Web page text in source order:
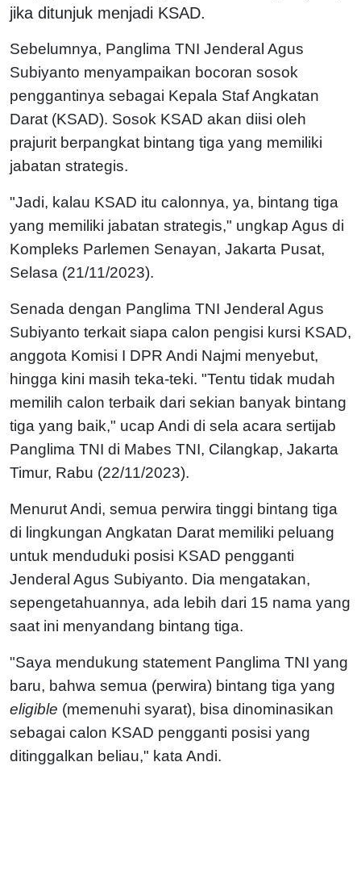
jika ditunjuk menjadi KSAD.
Sebelumnya, Panglima TNI Jenderal Agus
Subiyanto menyampaikan bocoran sosok
penggantinya sebagai Kepala Staf Angkatan
Darat (KSAD). Sosok KSAD akan diisi oleh
prajurit berpangkat bintang tiga yang memiliki
jabatan strategis.
"Jadi, kalau KSAD itu calonnya, ya, bintang tiga
yang memiliki jabatan strategis," ungkap Agus di
Kompleks Parlemen Senayan, Jakarta Pusat,
Selasa (21/11/2023).
Senada dengan Panglima TNI Jenderal Agus
Subiyanto terkait siapa calon pengisi kursi KSAD,
anggota Komisi I DPR Andi Najmi menyebut,
hingga kini masih teka-teki. "Tentu tidak mudah
memilih calon terbaik dari sekian banyak bintang
tiga yang baik," ucap Andi di sela acara sertijab
Panglima TNI di Mabes TNI, Cilangkap, Jakarta
Timur, Rabu (22/11/2023).
Menurut Andi, semua perwira tinggi bintang tiga
di lingkungan Angkatan Darat memiliki peluang
untuk menduduki posisi KSAD pengganti
Jenderal Agus Subiyanto. Dia mengatakan,
sepengetahuannya, ada lebih dari 15 nama yang
saat ini menyandang bintang tiga.
"Saya mendukung statement Panglima TNI yang
baru, bahwa semua (perwira) bintang tiga yang
eligible (memenuhi syarat), bisa dinominasikan
sebagai calon KSAD pengganti posisi yang
ditinggalkan beliau," kata Andi.